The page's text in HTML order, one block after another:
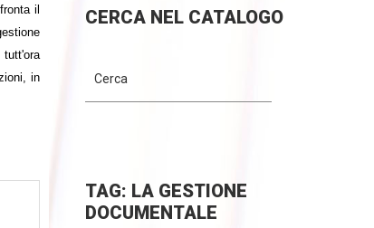
il
in
CERCANEL CATALOGO
TAG: LA GESTIONE
DOCUMENTALE